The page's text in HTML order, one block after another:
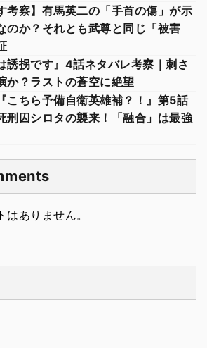
考察】有馬英二の「手首の傷」が示
のか？それとも武尊と同じ「被害
誘拐です』4話ネタバレ考察｜刺さ
か？ラストの蒼空に絶望
こちら予備自衛英雄補？！』第5話
刑囚シロタの襲来！「融合」は最強
ありません。